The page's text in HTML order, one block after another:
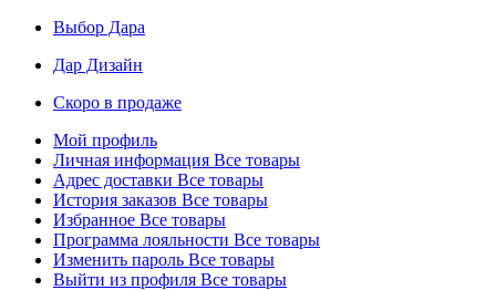
Выбор Дара
Дар Дизайн
Скоро в продаже
Мой профиль
Личная информация Все товары
Адрес доставки Все товары
История заказов Все товары
Избранное Все товары
Программа лояльности Все товары
Изменить пароль Все товары
Выйти из профиля Все товары